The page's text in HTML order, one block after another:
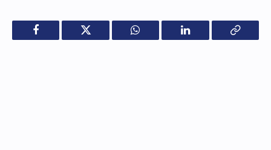
Facebook Twitter WhatsApp LinkedIn
Copy